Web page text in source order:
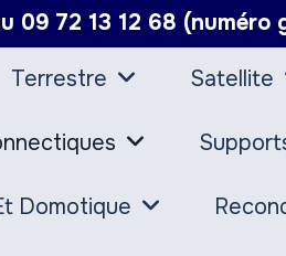
09 72 13 12 68 (numéro
Terrestre Satellite
Domotique